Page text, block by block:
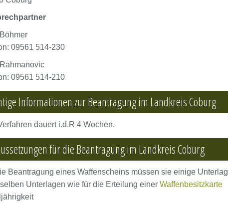
09561 514-230
09561 514-210
Informationen zur Beantragung im Landkreis Coburg
dauert i.d.R 4 Wochen.
für die Beantragung im Landkreis Coburg
Beantragung eines Waffenscheins müssen sie einige
Unterlagen wie für die Erteilung einer Waffenbesitzkarte